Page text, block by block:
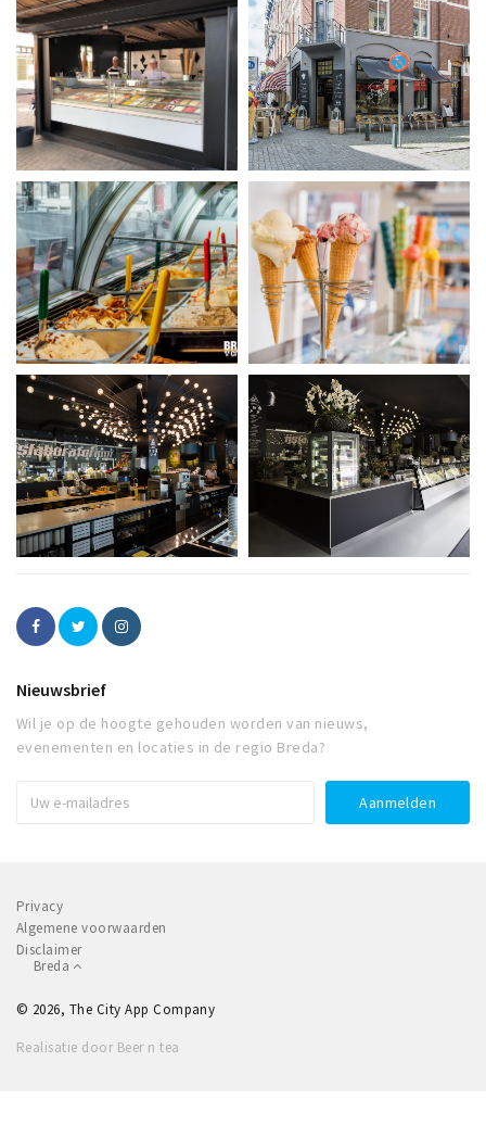
Nieuwsbrief
Wil je op de hoogte gehouden worden van nieuws,
evenementen en locaties in de regio Breda?
Privacy
Algemene voorwaarden
Disclaimer
Breda
© 2026, The City App Company
Realisatie door Beer n tea